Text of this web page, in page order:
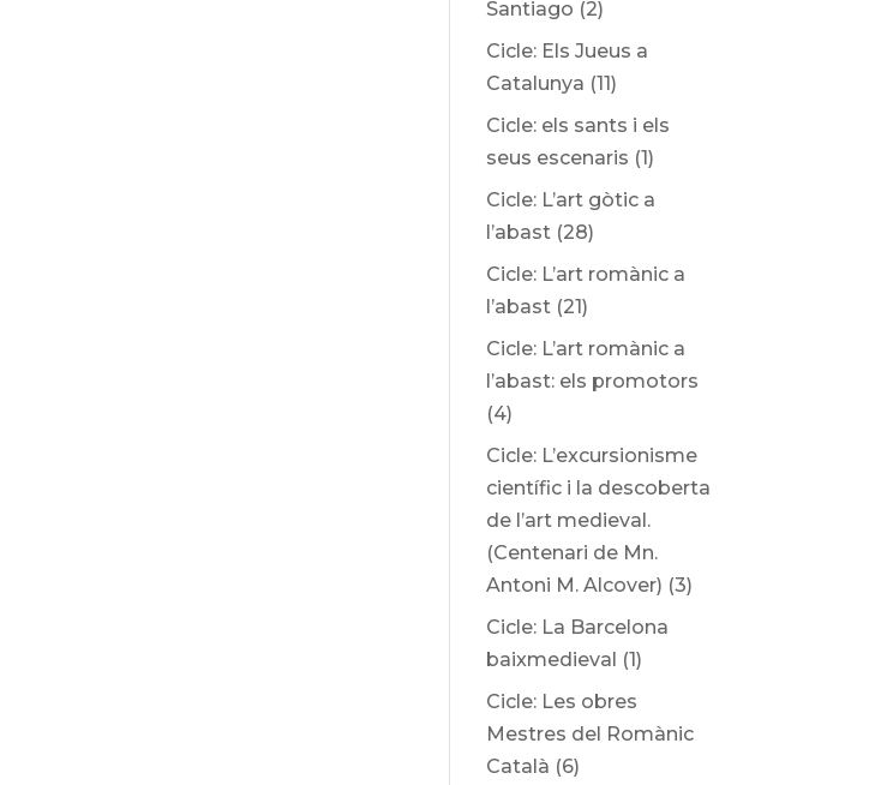
Santiago (2)
Cicle: Els Jueus a
Catalunya (11)
Cicle: els sants i els
seus escenaris (1)
Cicle: L’art gòtic a
l’abast (28)
Cicle: L’art romànic a
l’abast (21)
Cicle: L’art romànic a
l’abast: els promotors
(4)
Cicle: L’excursionisme
científic i la descoberta
de l’art medieval.
(Centenari de Mn.
Antoni M. Alcover) (3)
Cicle: La Barcelona
baixmedieval (1)
Cicle: Les obres
Mestres del Romànic
Català (6)